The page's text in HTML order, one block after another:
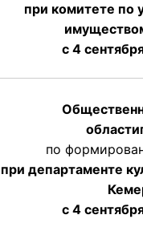
при комитете по
с 4
области
по
при департаменте
с 4